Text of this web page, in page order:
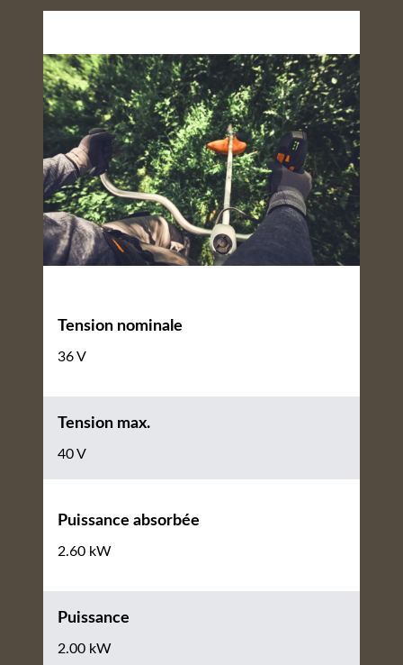
Tension nominale
36 V
Tension max.
40 V
Puissance absorbée
2.60 kW
Puissance
2.00 kW